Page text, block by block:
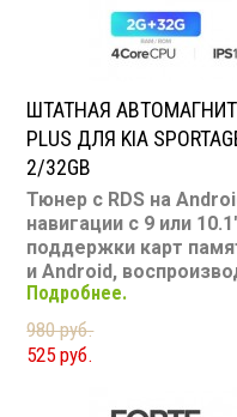
ШТАТНАЯ
PLUS ДЛЯ KIA
2/32GB
Тюнер с RDS на
навигации с 9 или
поддержки карт
и Android,
Bluetooth,
подходит для Kia
Размер: 2-DIN
Подсветка:
Подробнее.
980 руб.
525 руб.